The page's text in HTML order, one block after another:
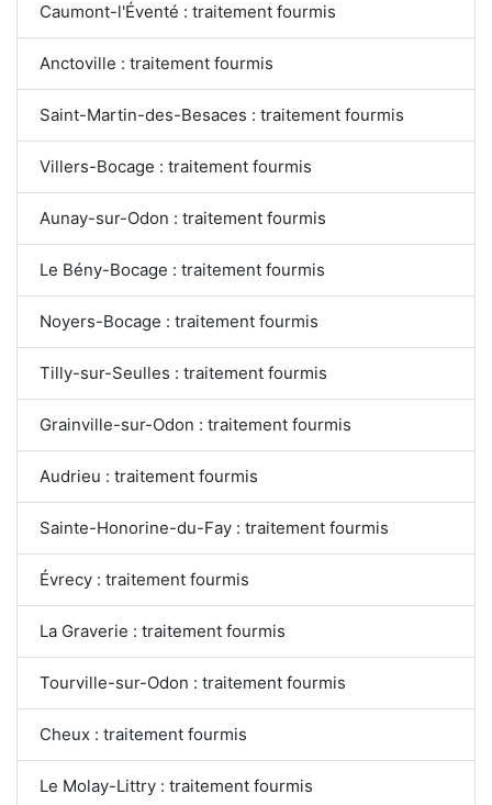
Caumont-l'Éventé : traitement fourmis
Anctoville : traitement fourmis
Saint-Martin-des-Besaces : traitement fourmis
Villers-Bocage : traitement fourmis
Aunay-sur-Odon : traitement fourmis
Le Bény-Bocage : traitement fourmis
Noyers-Bocage : traitement fourmis
Tilly-sur-Seulles : traitement fourmis
Grainville-sur-Odon : traitement fourmis
Audrieu : traitement fourmis
Sainte-Honorine-du-Fay : traitement fourmis
Évrecy : traitement fourmis
La Graverie : traitement fourmis
Tourville-sur-Odon : traitement fourmis
Cheux : traitement fourmis
Le Molay-Littry : traitement fourmis